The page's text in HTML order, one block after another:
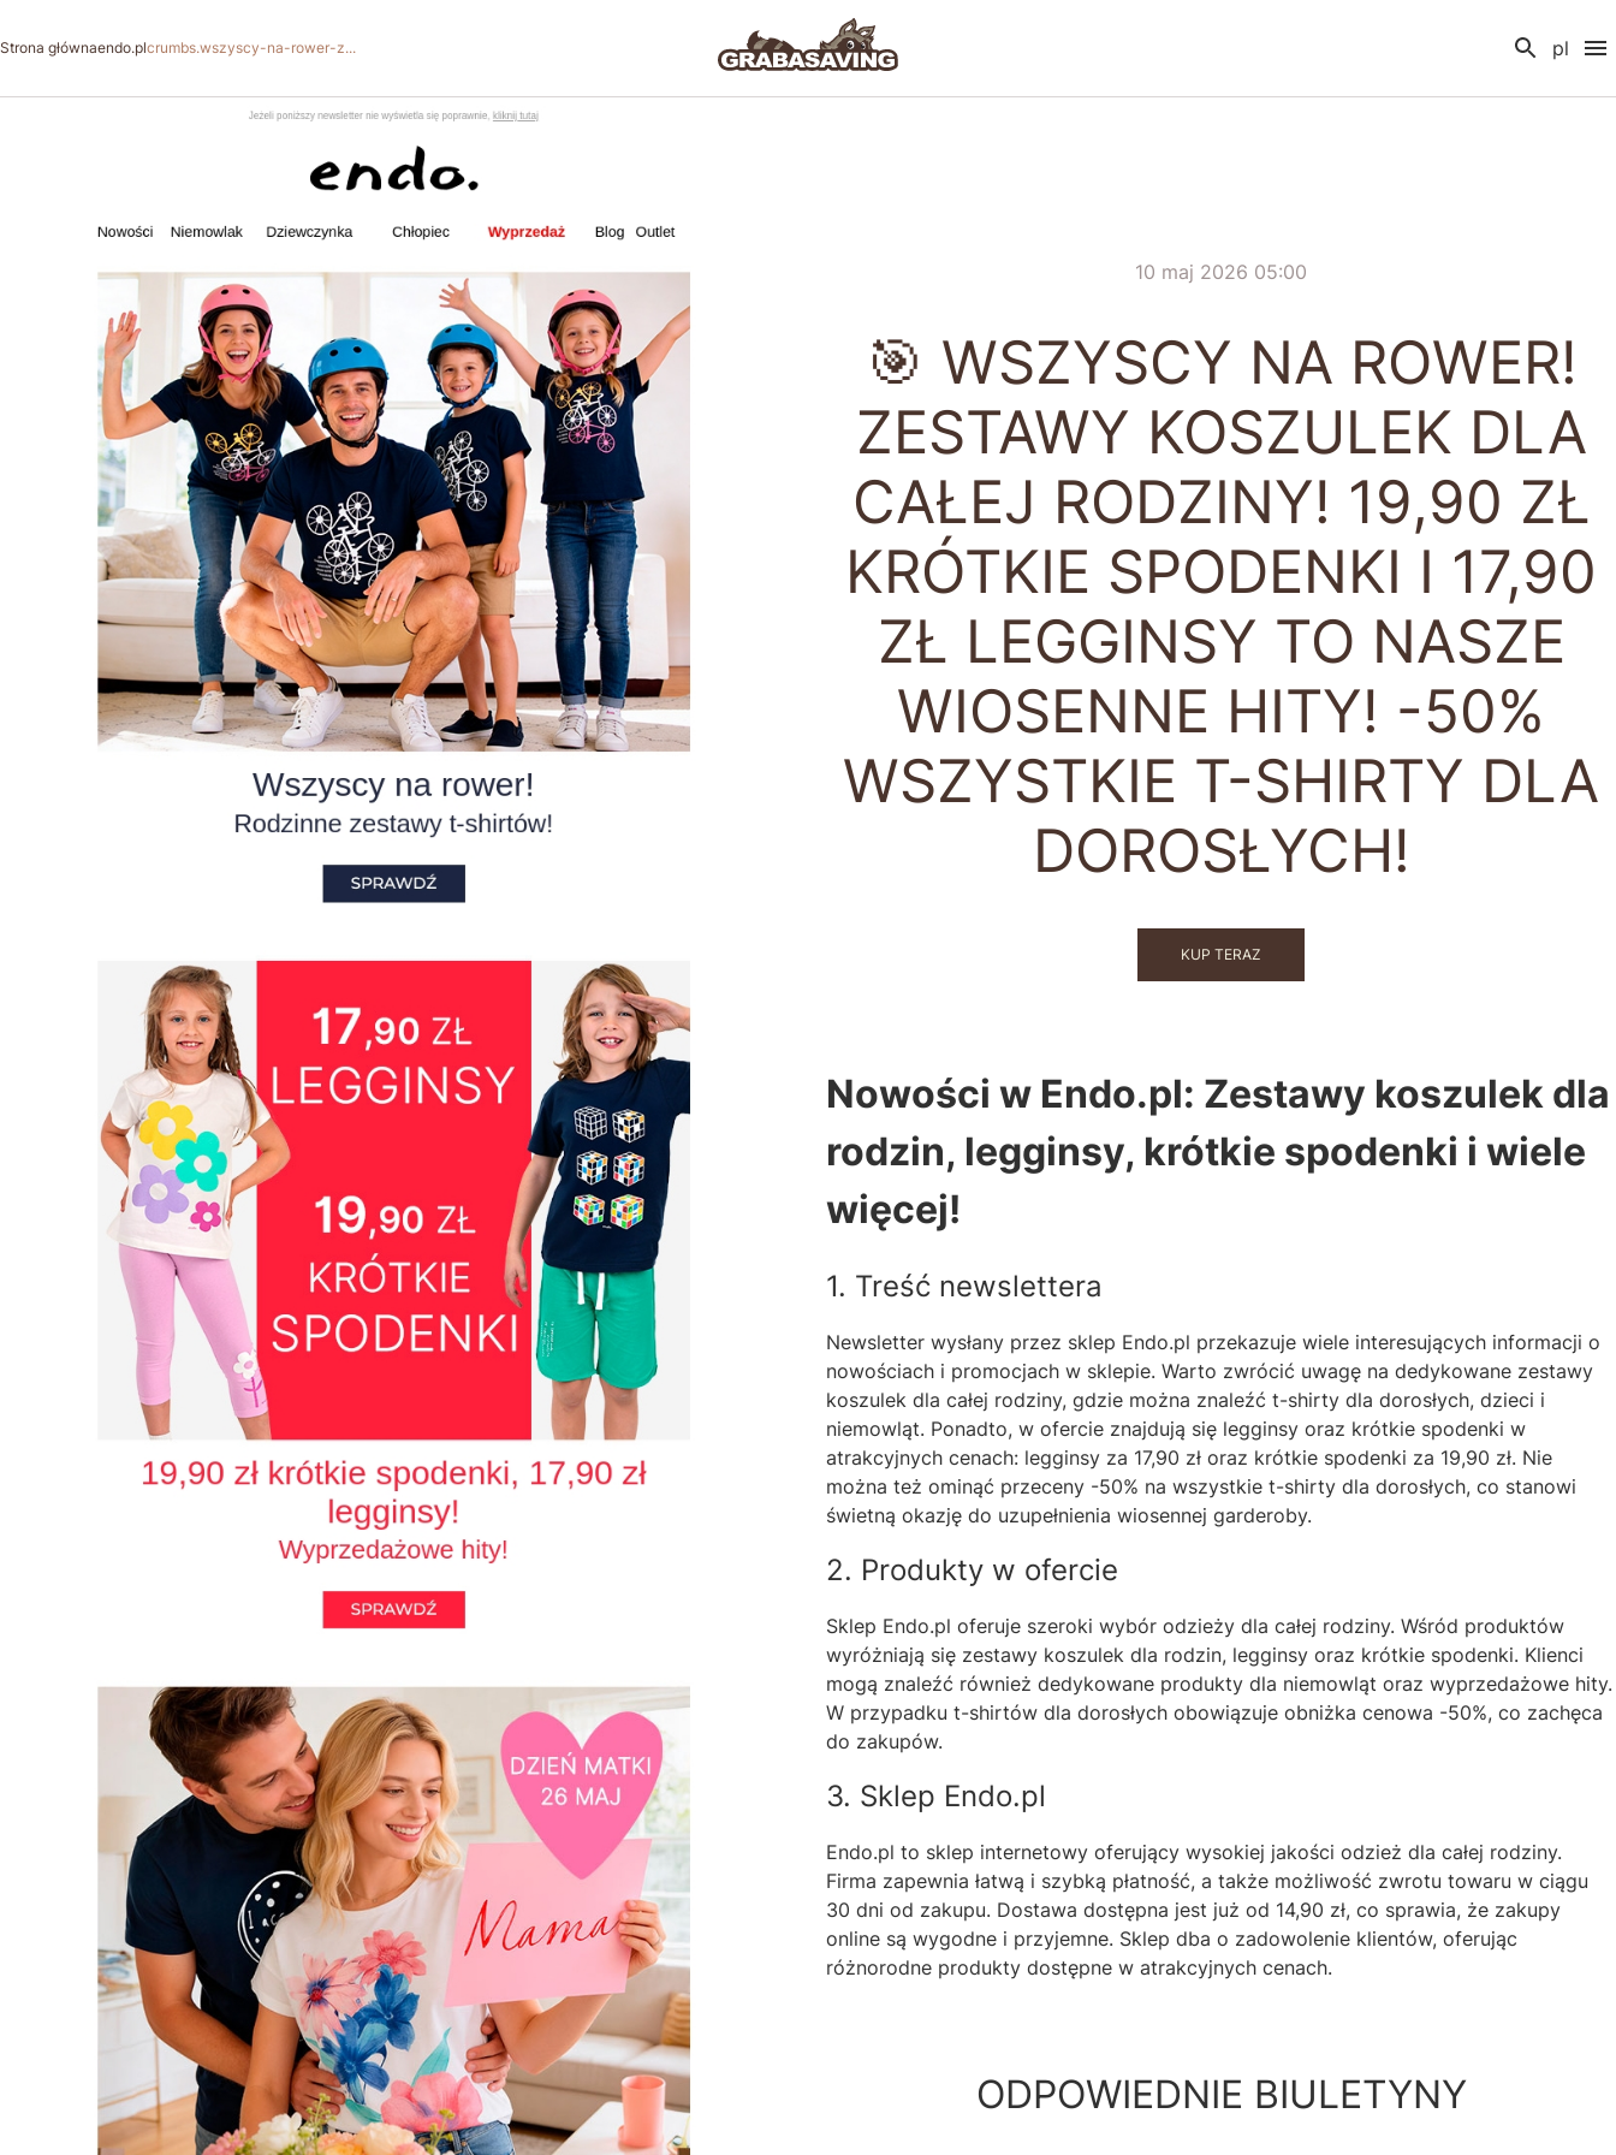
Strona głównaendo.plcrumbs.wszyscy-na-rower-z... pl
10 maj 2026 05:00
🎯 WSZYSCY NA ROWER!
ZESTAWY KOSZULEK DLA
CAŁEJ RODZINY! 19,90 ZŁ
KRÓTKIE SPODENKI I 17,90
ZŁ LEGGINSY TO NASZE
WIOSENNE HITY! -50%
WSZYSTKIE T-SHIRTY DLA
DOROSŁYCH!
KUP TERAZ
Nowości w Endo.pl: Zestawy koszulek dla
rodzin, legginsy, krótkie spodenki i wiele
więcej!
1. Treść newslettera
Newsletter wysłany przez sklep Endo.pl przekazuje wiele interesujących informacji o
nowościach i promocjach w sklepie. Warto zwrócić uwagę na dedykowane zestawy
koszulek dla całej rodziny, gdzie można znaleźć t-shirty dla dorosłych, dzieci i
niemowląt. Ponadto, w ofercie znajdują się legginsy oraz krótkie spodenki w
atrakcyjnych cenach: legginsy za 17,90 zł oraz krótkie spodenki za 19,90 zł. Nie
można też ominąć przeceny -50% na wszystkie t-shirty dla dorosłych, co stanowi
świetną okazję do uzupełnienia wiosennej garderoby.
2. Produkty w ofercie
Sklep Endo.pl oferuje szeroki wybór odzieży dla całej rodziny. Wśród produktów
wyróżniają się zestawy koszulek dla rodzin, legginsy oraz krótkie spodenki. Klienci
mogą znaleźć również dedykowane produkty dla niemowląt oraz wyprzedażowe hity.
W przypadku t-shirtów dla dorosłych obowiązuje obniżka cenowa -50%, co zachęca
do zakupów.
3. Sklep Endo.pl
Endo.pl to sklep internetowy oferujący wysokiej jakości odzież dla całej rodziny.
Firma zapewnia łatwą i szybką płatność, a także możliwość zwrotu towaru w ciągu
30 dni od zakupu. Dostawa dostępna jest już od 14,90 zł, co sprawia, że zakupy
online są wygodne i przyjemne. Sklep dba o zadowolenie klientów, oferując
różnorodne produkty dostępne w atrakcyjnych cenach.
ODPOWIEDNIE BIULETYNY